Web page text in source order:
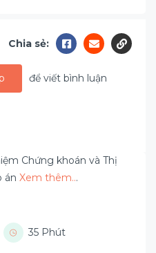
Chia sẻ:
để viết bình luận
Chứng khoán và Thị
án Xem thêm...
35 Phút